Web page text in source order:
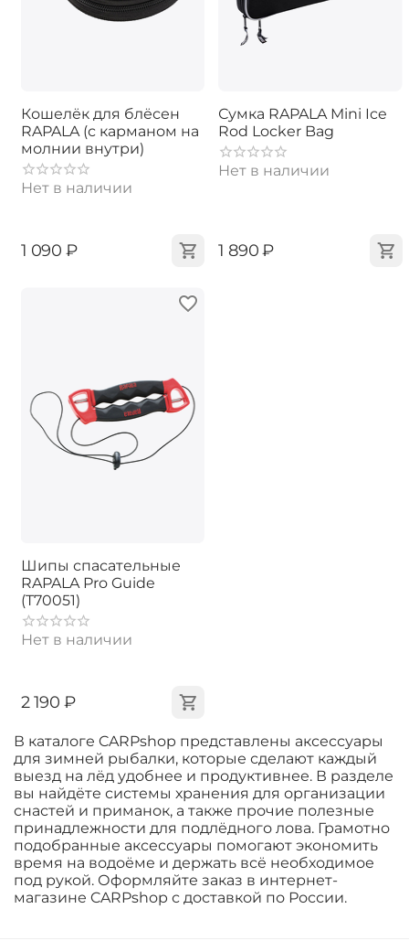
В каталоге CARPshop представлены аксессуары
для зимней рыбалки, которые сделают каждый
выезд на лёд удобнее и продуктивнее. В разделе
вы найдёте системы хранения для организации
снастей и приманок, а также прочие полезные
принадлежности для подлёдного лова. Грамотно
подобранные аксессуары помогают экономить
время на водоёме и держать всё необходимое
под рукой. Оформляйте заказ в интернет-
магазине CARPshop с доставкой по России.
Кошелёк для блёсен
RAPALA (с карманом на
молнии внутри)
Нет в наличии
‍1 090‍ ₽
Сумка RAPALA Mini Ice
Rod Locker Bag
Нет в наличии
‍1 890‍₽
Шипы спасательные
RAPALA Pro Guide
(T70051)
Нет в наличии
‍2 190‍ ₽